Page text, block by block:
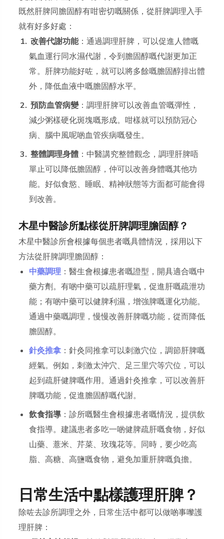
既然肝脾同膽固醇有咁密切嘅關係，從肝脾調理入手
就有好多好處：
改善代謝功能：通過調理肝脾，可以促進人體嘅
氣血運行同水濕代謝，令到膽固醇嘅代謝更加正
常。肝脾功能好咗，就可以將多餘嘅膽固醇排出體
外，降低血液中嘅膽固醇水平。
預防血管病變：調理肝脾可以改善血管嘅彈性，
減少粥樣硬化斑塊嘅形成。咁樣就可以預防冠心
病、腦中風呢啲血管疾病嘅發生。
整體調理身體 ：中醫講究整體觀念，調理肝脾唔
單止可以降低膽固醇，仲可以改善身體嘅其他功
能。好似食慾、睡眠、精神狀態等方面都可能會得
到改善。
木星中醫診所點樣從肝脾調理膽固醇？
木星中醫診所會根據每個患者嘅具體情況，採用以下
方法從肝脾調理膽固醇：
中藥調理 ：醫生會根據患者嘅證型，開具適合嘅中
藥方劑。有啲中藥可以疏肝理氣，促進肝嘅疏泄功
能；有啲中藥可以健脾利濕，增強脾嘅運化功能。
通過中藥嘅調理，慢慢改善肝脾嘅功能，從而降低
膽固醇。
針灸推拿 ：針灸同推拿可以刺激穴位，調節肝脾嘅
經氣。例如，刺激太沖穴、足三里穴等穴位，可以
起到疏肝健脾嘅作用。通過針灸推拿，可以改善肝
脾嘅功能，促進膽固醇嘅代謝。
飲食指導 ：診所嘅醫生會根據患者嘅情況，提供飲
食指導。建議患者多吃一啲健脾疏肝嘅食物，好似
山藥、薏米、芹菜、玫瑰花等。同時，要少吃高
脂、高糖、高鹽嘅食物，避免加重肝脾嘅負擔。
日常生活中點樣護理肝脾？
除咗去診所調理之外，日常生活中都可以做啲事嚟護
理肝脾：